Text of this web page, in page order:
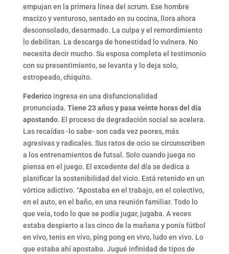
empujan en la primera línea del scrum. Ese hombre
macizo y venturoso, sentado en su cocina, llora ahora
desconsolado, desarmado. La culpa y el remordimiento
lo debilitan. La descarga de honestidad lo vulnera. No
necesita decir mucho. Su esposa completa el testimonio
con su presentimiento, se levanta y lo deja solo,
estropeado, chiquito.
Federicoingresa en una disfuncionalidad
pronunciada. Tiene 23 años y pasa veinte horas del día
apostando. El proceso de degradación social se acelera.
Las recaídas -lo sabe- son cada vez peores, más
agresivas y radicales. Sus ratos de ocio se circunscriben
a los entrenamientos de futsal. Solo cuando juega no
piensa en el juego. El excedente del día se dedica a
planificar la sostenibilidad del vicio. Está retenido en un
vórtice adictivo. “Apostaba en el trabajo, en el colectivo,
en el auto, en el baño, en una reunión familiar. Todo lo
que veía, todo lo que se podía jugar, jugaba. A veces
estaba despierto a las cinco de la mañana y ponía fútbol
en vivo, tenis en vivo, ping pong en vivo, ludo en vivo. Lo
que estaba ahí apostaba. Jugué infinidad de tipos de